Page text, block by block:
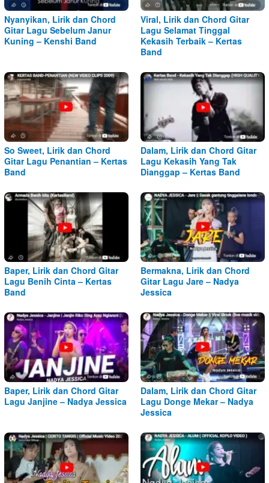
Nyanyikan, Lirik dan Chord
Gitar Lagu Sebelum Janur
Kuning – Kenshi Band
Viral, Lirik dan Chord Gitar
Lagu Selamat Tinggal
Kekasih Terbaik – Kertas
Band
So Sweet, Lirik dan Chord
Gitar Lagu Penantian – Kertas
Band
Dalam, Lirik dan Chord Gitar
Lagu Kekasih Yang Tak
Dianggap – Kertas Band
Baper, Lirik dan Chord Gitar
Lagu Benih Cinta – Kertas
Band
Bermakna, Lirik dan Chord
Gitar Lagu Jare – Nadya
Jessica
Baper, Lirik dan Chord Gitar
Lagu Janjine – Nadya Jessica
Dalam, Lirik dan Chord Gitar
Lagu Donge Mekar – Nadya
Jessica